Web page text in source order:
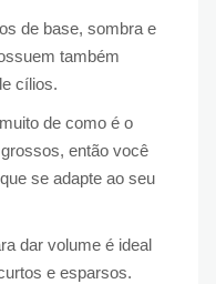
de base, sombra e
também
cílios.
de como é o
então você
se adapte ao seu
dar volume é ideal
e esparsos.